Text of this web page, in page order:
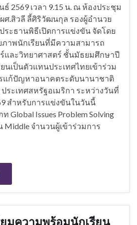
2569 เวลา 9.15 น. ณ ห้องประชุม
ศ.สิวลี ลี้ศิริวัฒนกุล รองผู้อำนวย
ระธานพิธีเปิดการแข่งขัน จัดโดย
ภาพนักเรียนที่มีความสามารถ
และวิทยาศาสตร์ ชั้นมัธยมศึกษาปี
นเป็นตัวแทนประเทศไทยเข้าร่วม
แก้ปัญหาอนาคตระดับนานาชาติ
ประเทศสหรัฐอเมริกา ระหว่างวันที่
สำหรับการแข่งขันในวันนี้
Global Issues Problem Solving
Middle จำนวนผู้เข้าร่วมการ
ยมความพร้อมนักเรียน